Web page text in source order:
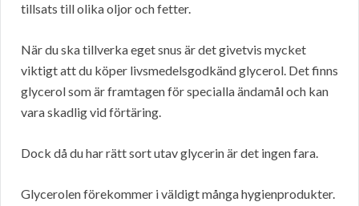
tillsats till olika oljor och fetter.
När du ska tillverka eget snus är det givetvis mycket
viktigt att du köper livsmedelsgodkänd glycerol. Det finns
glycerol som är framtagen för specialla ändamål och kan
vara skadlig vid förtäring.
Dock då du har rätt sort utav glycerin är det ingen fara.
Glycerolen förekommer i väldigt många hygienprodukter.